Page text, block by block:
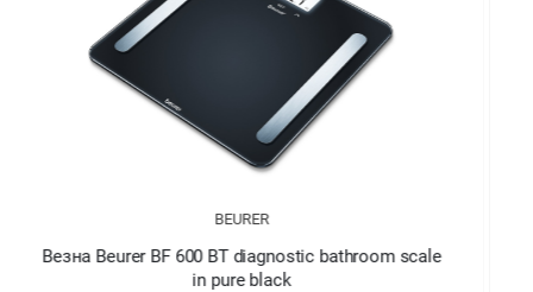
BEURER
Везна Beurer BF 600 BF diagnostic bathroom scale
in pure white